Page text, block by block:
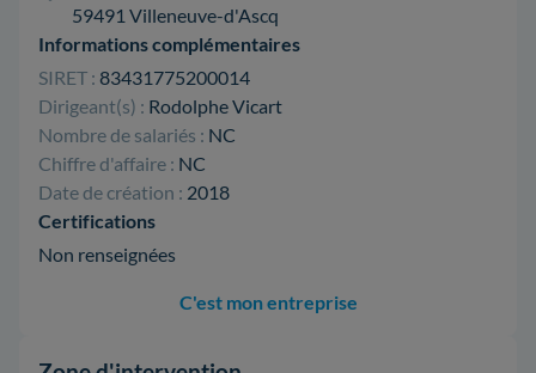
59491 Villeneuve-d'Ascq
Informations complémentaires
SIRET : 83431775200014
Dirigeant(s) : Rodolphe Vicart
Nombre de salariés : NC
Chiffre d'affaire : NC
Date de création : 2018
Certifications
Non renseignées
C'est mon entreprise